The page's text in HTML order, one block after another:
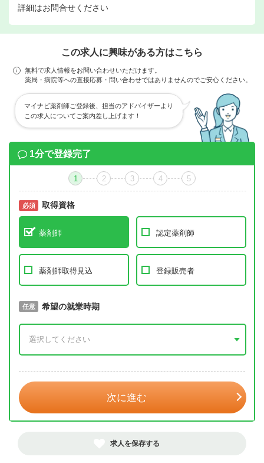
詳細はお問合せください
この求人に興味がある方はこちら
無料で求人情報をお問い合わせいただけます。
薬局・病院等への直接応募・問い合わせではありませんのでご安心ください。
マイナビ薬剤師ご登録後、担当のアドバイザーより
この求人についてご案内差し上げます！
1分で登録完了
1 2 3 4 5
必須 取得資格
薬剤師 認定薬剤師
薬剤師取得見込 登録販売者
必須 取得予定年
任意 希望の就業時期
次に進む
求人を保存する